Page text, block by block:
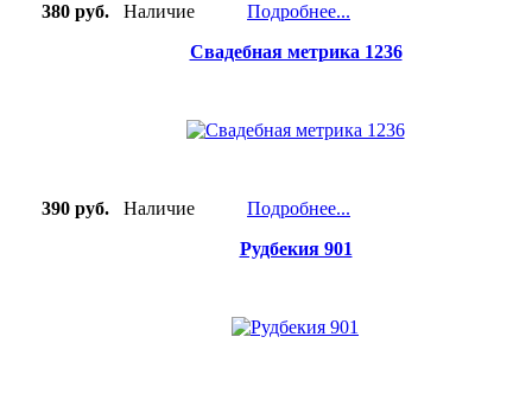
380 руб. Наличие
Подробнее...
Свадебная метрика 1236
390 руб. Наличие
Подробнее...
Рудбекия 901